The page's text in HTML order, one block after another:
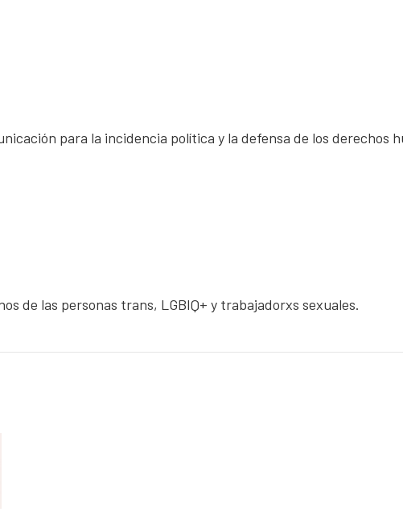
para la incidencia política y la defensa de los derechos
de las personas trans, LGBIQ+ y trabajadorxs sexuales.